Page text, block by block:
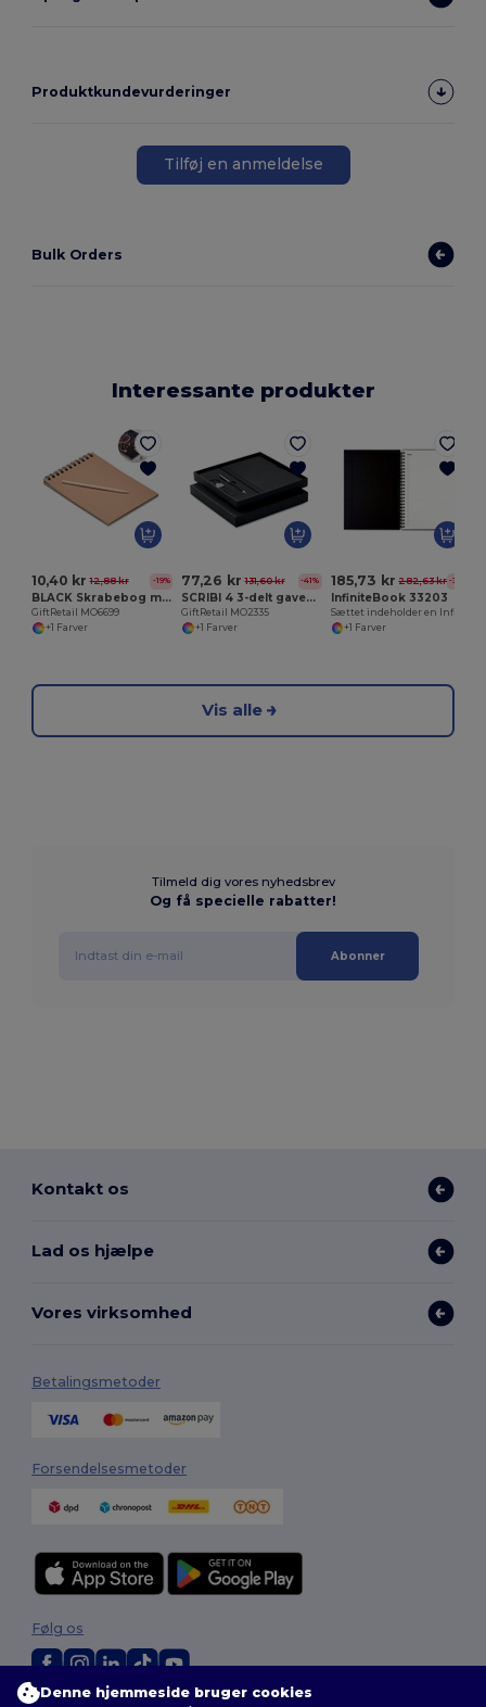
Produktkundevurderinger
Tilføj en anmeldelse
Bulk Orders
Interessante produkter
10,40 kr 12,88 kr -19%
BLACK Skrabebog med skrabepapir
GiftRetail MO6699
+1 Farver
77,26 kr 131,60 kr -41%
SCRIBI 4 3-delt gavesæt i æske
GiftRetail MO2335
+1 Farver
185,73 kr 282,63 kr -34%
InfiniteBook 33203
+1 Farver
Vis alle
Tilmeld dig vores nyhedsbrev
Og få specielle rabatter!
Abonner
Kontakt os
Lad os hjælpe
Vores virksomhed
Betalingsmetoder
Forsendelsesmetoder
Følg os
Denne hjemmeside bruger cookies